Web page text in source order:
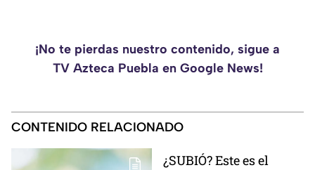
¡No te pierdas nuestro contenido, sigue a
TV Azteca Puebla en Google News!
CONTENIDO RELACIONADO
¿SUBIÓ? Este es el